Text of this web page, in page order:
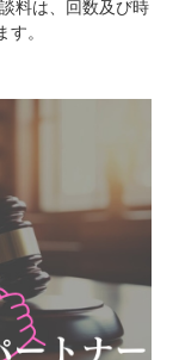
料は、回数及び時
。